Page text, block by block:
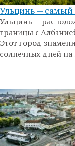
Ульцинь —
Ульцинь —
границы с
Этот город
солнечных дней